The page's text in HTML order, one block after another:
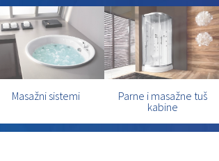
Masažni sistemi
Parne i masažne tuš
kabine